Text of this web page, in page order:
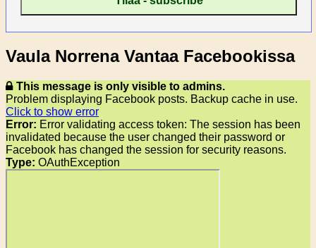
Vaula Norrena Vantaa Facebookissa
This message is only visible to admins.
Problem displaying Facebook posts. Backup cache in use.
Click to show error
Error: Error validating access token: The session has been
invalidated because the user changed their password or
Facebook has changed the session for security reasons.
Type: OAuthException